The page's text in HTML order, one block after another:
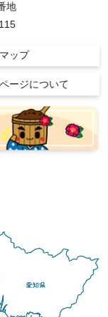
地
ップ
ージについて